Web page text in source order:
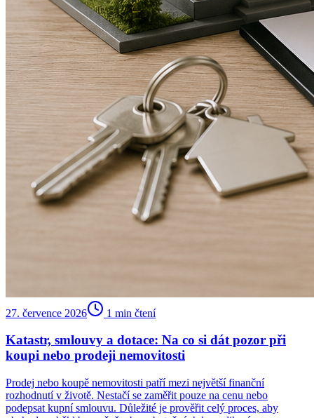
27. července 2026 1 min čtení
Katastr, smlouvy a dotace: Na co si dát pozor při
koupi nebo prodeji nemovitosti
Prodej nebo koupě nemovitosti patří mezi největší finanční
rozhodnutí v životě. Nestačí se zaměřit pouze na cenu nebo
podepsat kupní smlouvu. Důležité je prověřit celý proces, aby